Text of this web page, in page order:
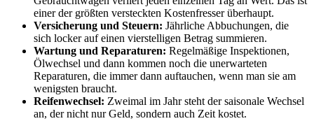
einer der größten versteckten Kostenfresser überhaupt.
Versicherung und Steuern: Jährliche Abbuchungen, die
sich locker auf einen vierstelligen Betrag summieren.
Wartung und Reparaturen: Regelmäßige Inspektionen,
Ölwechsel und dann kommen noch die unerwarteten
Reparaturen, die immer dann auftauchen, wenn man sie am
wenigsten braucht.
Reifenwechsel: Zweimal im Jahr steht der saisonale Wechsel
an, der nicht nur Geld, sondern auch Zeit kostet.